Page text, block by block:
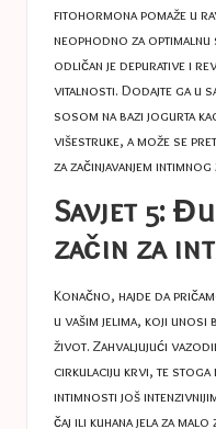
fitohormona pomaže u
neophodno za optimalnu
odličan je depurative i
vitalnosti. Dodajte ga u
sosom na bazi jogurta
višestruke, a može se
za začinjavanjem
Savjet 5:
začin za
Konačno, hajde da
u vašim jelima, koji
život. Zahvaljujući
cirkulaciju krvi, te stoga
intimnosti još
čaj ili kuhana jela za